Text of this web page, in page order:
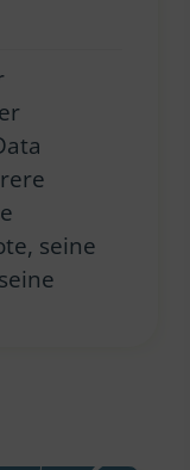
seine